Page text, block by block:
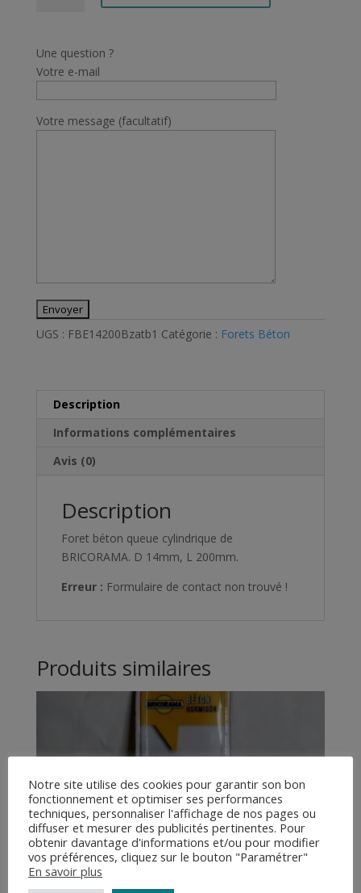
D.14mm
L.200mm
Une question ?
Votre e-mail
Votre message (facultatif)
UGS : FBE14200Bzatb1 Catégorie : Forets Béton
Description
Informations complémentaires
Avis (0)
Description
Foret béton queue cylindrique de
BRICORAMA. D 14mm, L 200mm.
Erreur : Formulaire de contact non trouvé !
Produits similaires
Notre site utilise des cookies pour garantir son bon
fonctionnement et optimiser ses performances
techniques, personnaliser l'affichage de nos pages ou
diffuser et mesurer des publicités pertinentes. Pour
obtenir davantage d'informations et/ou pour modifier
vos préférences, cliquez sur le bouton "Paramétrer"
En savoir plus